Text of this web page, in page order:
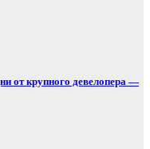
от крупного девелопера —